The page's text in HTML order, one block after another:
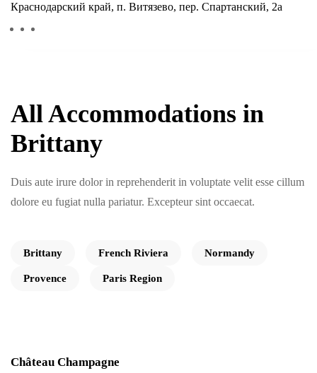
Краснодарский край, п. Витязево, пер. Спартанский, 2а
All Accommodations in
Brittany
Duis aute irure dolor in reprehenderit in voluptate velit esse cillum
dolore eu fugiat nulla pariatur. Excepteur sint occaecat.
Brittany French Riviera Normandy
Provence Paris Region
Château Champagne